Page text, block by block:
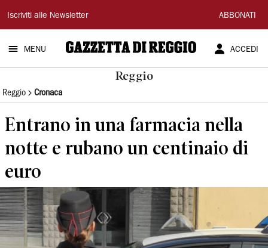
Gazzetta
di
Reggio
Iscriviti alle Newsletter ABBONATI
MENU ACCEDI
Reggio
Reggio Cronaca
Entrano in una farmacia nella
notte e rubano un centinaio di
euro